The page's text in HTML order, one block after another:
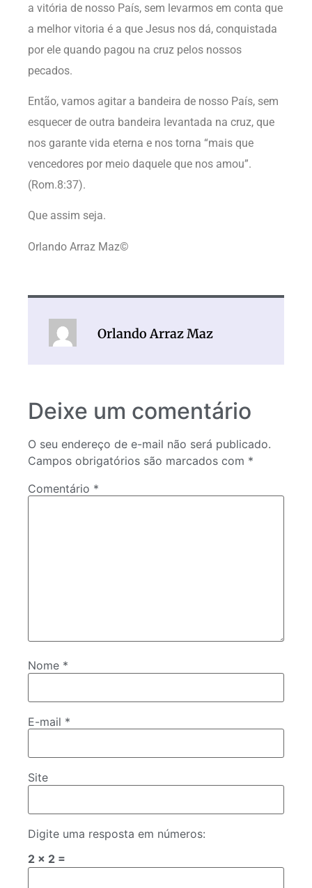
a vitória de nosso País, sem levarmos em conta que
a melhor vitoria é a que Jesus nos dá, conquistada
por ele quando pagou na cruz pelos nossos
pecados.
Então, vamos agitar a bandeira de nosso País, sem
esquecer de outra bandeira levantada na cruz, que
nos garante vida eterna e nos torna “mais que
vencedores por meio daquele que nos amou”.
(Rom.8:37).
Que assim seja.
Orlando Arraz Maz©
Orlando Arraz Maz
Deixe um comentário
O seu endereço de e-mail não será publicado.
Campos obrigatórios são marcados com *
Comentário *
Nome *
E-mail *
Site
Digite uma resposta em números:
2 × 2 =